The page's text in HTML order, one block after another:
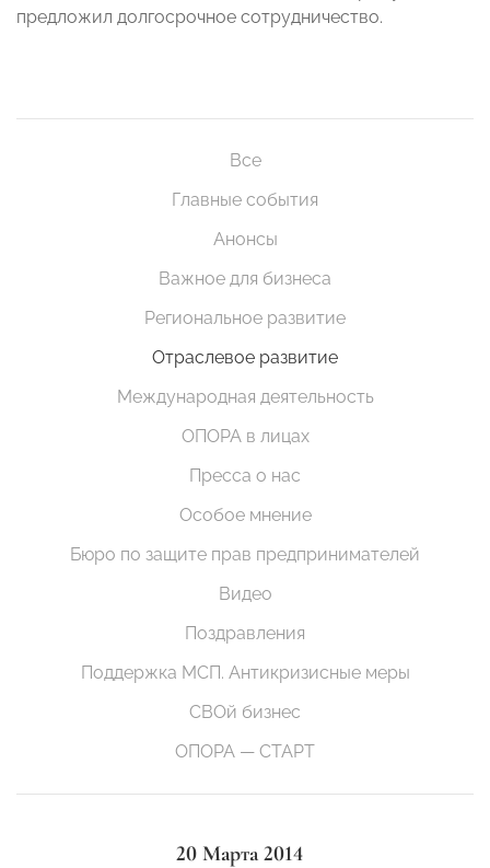
предложил долгосрочное сотрудничество.
Все
Главные события
Анонсы
Важное для бизнеса
Региональное развитие
Отраслевое развитие
Международная деятельность
ОПОРА в лицах
Пресса о нас
Особое мнение
Бюро по защите прав предпринимателей
Видео
Поздравления
Поддержка МСП. Антикризисные меры
СВОй бизнес
ОПОРА — СТАРТ
20 Марта 2014